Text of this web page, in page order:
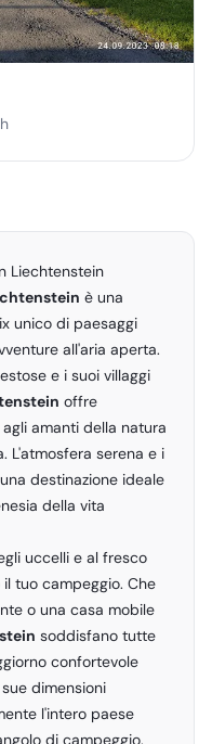
Liechtenstein
è una
unico di paesaggi
all'aria aperta.
e i suoi villaggi
offre
amanti della natura
L'atmosfera serena e i
destinazione ideale
della vita
uccelli e al fresco
tuo campeggio. Che
o una casa mobile
soddisfano tutte
confortevole
dimensioni
l'intero paese
di campeggio.